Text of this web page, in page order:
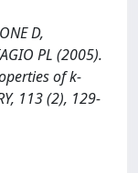
D,
PL (2005).
of k-
113 (2), 129-